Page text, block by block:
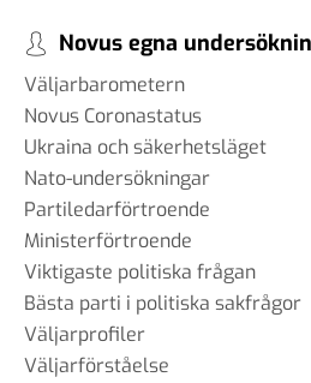
Novus egna
Väljarbarometern
Novus Coronastatus
Ukraina och säkerhetsläget
Nato-undersökningar
Partiledarförtroende
Ministerförtroende
Viktigaste politiska frågan
Bästa parti i politiska sakfrågor
Väljarprofiler
Väljarförståelse